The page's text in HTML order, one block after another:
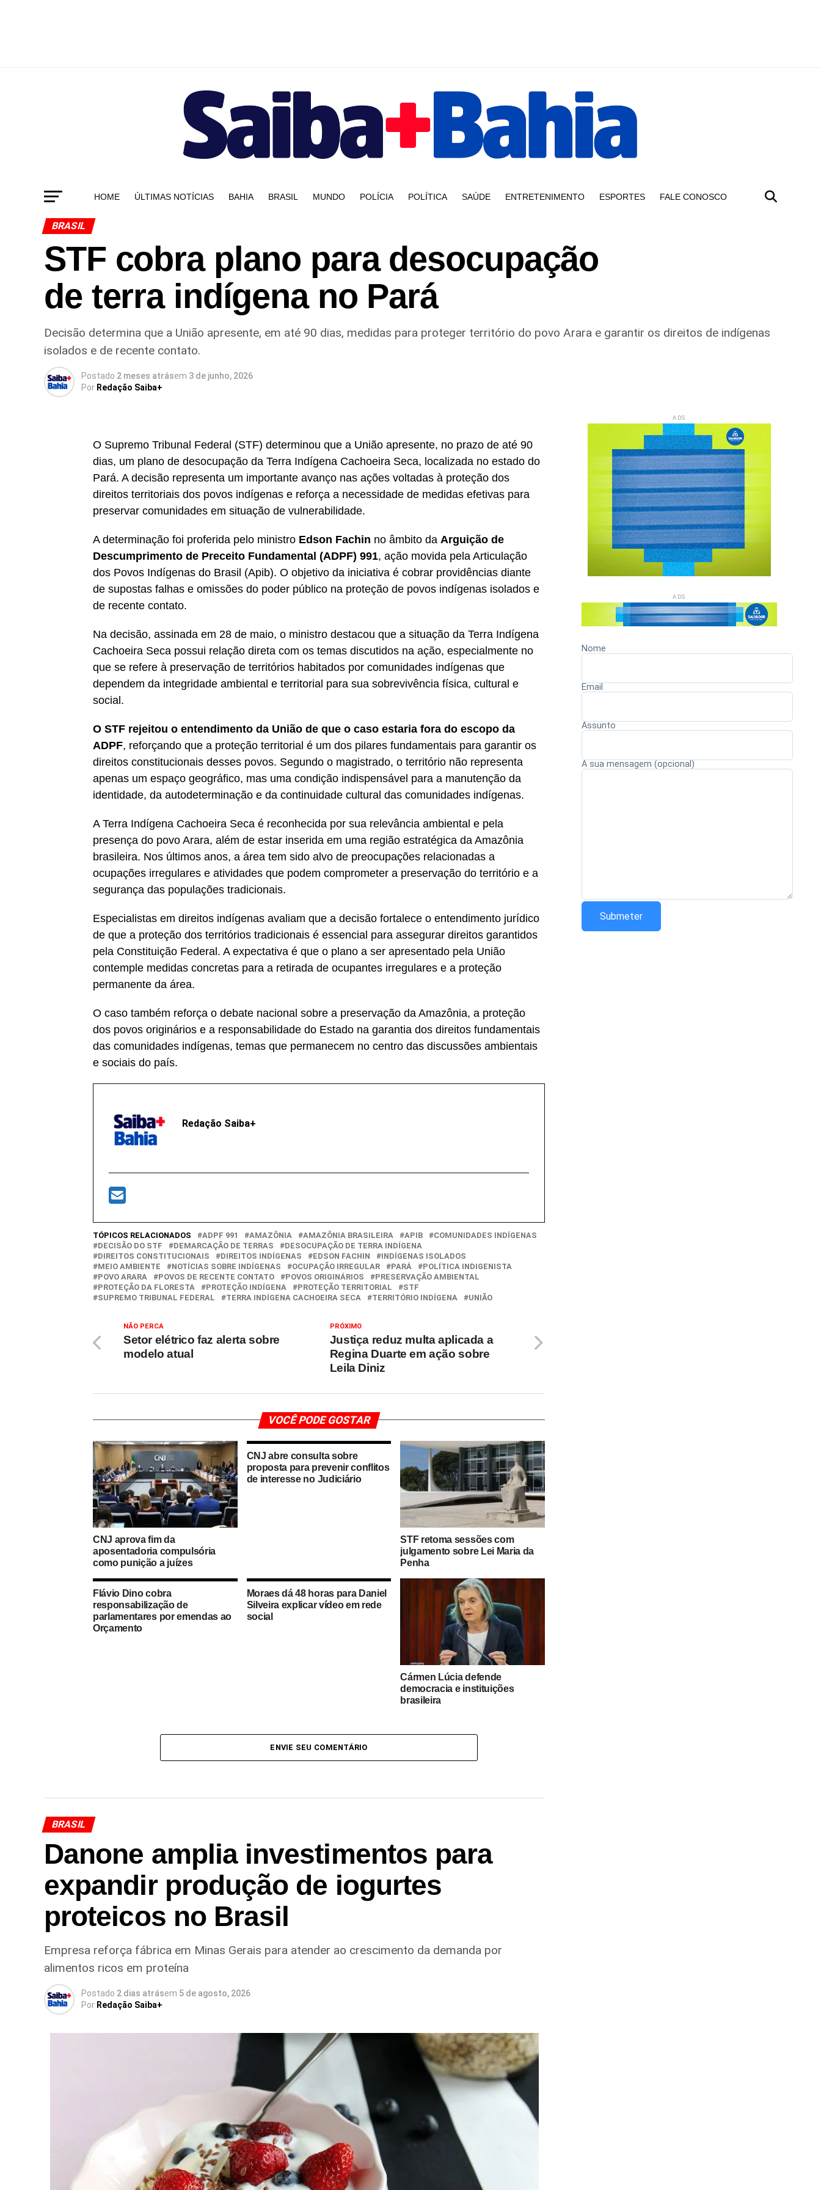
HOME ÚLTIMAS NOTÍCIAS BAHIA BRASIL MUNDO POLÍCIA POLÍTICA SAÚDE ENTRETENIMENTO ESPORTES FALE CONOSCO
BRASIL
STF cobra plano para desocupação
de terra indígena no Pará
Decisão determina que a União apresente, em até 90 dias, medidas para proteger território do povo Arara e garantir os direitos de indígenas
isolados e de recente contato.
Postado 2 meses atrásem 3 de junho, 2026
Por Redação Saiba+
O Supremo Tribunal Federal (STF) determinou que a União apresente, no prazo de até 90
dias, um plano de desocupação da Terra Indígena Cachoeira Seca, localizada no estado do
Pará. A decisão representa um importante avanço nas ações voltadas à proteção dos
direitos territoriais dos povos indígenas e reforça a necessidade de medidas efetivas para
preservar comunidades em situação de vulnerabilidade.
A determinação foi proferida pelo ministro Edson Fachin no âmbito da Arguição de
Descumprimento de Preceito Fundamental (ADPF) 991, ação movida pela Articulação
dos Povos Indígenas do Brasil (Apib). O objetivo da iniciativa é cobrar providências diante
de supostas falhas e omissões do poder público na proteção de povos indígenas isolados e
de recente contato.
Na decisão, assinada em 28 de maio, o ministro destacou que a situação da Terra Indígena
Cachoeira Seca possui relação direta com os temas discutidos na ação, especialmente no
que se refere à preservação de territórios habitados por comunidades indígenas que
dependem da integridade ambiental e territorial para sua sobrevivência física, cultural e
social.
O STF rejeitou o entendimento da União de que o caso estaria fora do escopo da
ADPF, reforçando que a proteção territorial é um dos pilares fundamentais para garantir os
direitos constitucionais desses povos. Segundo o magistrado, o território não representa
apenas um espaço geográfico, mas uma condição indispensável para a manutenção da
identidade, da autodeterminação e da continuidade cultural das comunidades indígenas.
A Terra Indígena Cachoeira Seca é reconhecida por sua relevância ambiental e pela
presença do povo Arara, além de estar inserida em uma região estratégica da Amazônia
brasileira. Nos últimos anos, a área tem sido alvo de preocupações relacionadas a
ocupações irregulares e atividades que podem comprometer a preservação do território e a
segurança das populações tradicionais.
Especialistas em direitos indígenas avaliam que a decisão fortalece o entendimento jurídico
de que a proteção dos territórios tradicionais é essencial para assegurar direitos garantidos
pela Constituição Federal. A expectativa é que o plano a ser apresentado pela União
contemple medidas concretas para a retirada de ocupantes irregulares e a proteção
permanente da área.
O caso também reforça o debate nacional sobre a preservação da Amazônia, a proteção
dos povos originários e a responsabilidade do Estado na garantia dos direitos fundamentais
das comunidades indígenas, temas que permanecem no centro das discussões ambientais
e sociais do país.
Redação Saiba+
TÓPICOS RELACIONADOS ADPF 991 AMAZÔNIA AMAZÔNIA BRASILEIRA APIB
COMUNIDADES INDÍGENAS
DECISÃO DO STF
DEMARCAÇÃO DE TERRAS
DESOCUPAÇÃO DE TERRA INDÍGENA
DIREITOS CONSTITUCIONAIS
DIREITOS INDÍGENAS EDSON FACHIN
INDÍGENAS ISOLADOS
MEIO AMBIENTE
NOTÍCIAS SOBRE INDÍGENAS OCUPAÇÃO IRREGULAR PARÁ
POLÍTICA INDIGENISTA
POVO ARARA
POVOS DE RECENTE CONTATO POVOS ORIGINÁRIOS
PRESERVAÇÃO AMBIENTAL
PROTEÇÃO DA FLORESTA
PROTEÇÃO INDÍGENA PROTEÇÃO TERRITORIAL
STF
SUPREMO TRIBUNAL FEDERAL
TERRA INDÍGENA CACHOEIRA SECA TERRITÓRIO INDÍGENA UNIÃO
PRÓXIMO
Justiça reduz multa aplicada a
Regina Duarte em ação sobre
Leila Diniz
NÃO PERCA
Setor elétrico faz alerta sobre
modelo atual
VOCÊ PODE GOSTAR
CNJ aprova fim da
aposentadoria compulsória
como punição a juízes
CNJ abre consulta sobre
proposta para prevenir conflitos
de interesse no Judiciário
STF retoma sessões com
julgamento sobre Lei Maria da
Penha
Flávio Dino cobra
responsabilização de
parlamentares por emendas ao
Orçamento
Moraes dá 48 horas para Daniel
Silveira explicar vídeo em rede
social
Cármen Lúcia defende
democracia e instituições
brasileira
ENVIE SEU COMENTÁRIO
BRASIL
Danone amplia investimentos para
expandir produção de iogurtes
proteicos no Brasil
Empresa reforça fábrica em Minas Gerais para atender ao crescimento da demanda por
alimentos ricos em proteína
Postado 2 dias atrásem 5 de agosto, 2026
Por Redação Saiba+
ADS
ADS
Nome
Email
Assunto
A sua mensagem (opcional)